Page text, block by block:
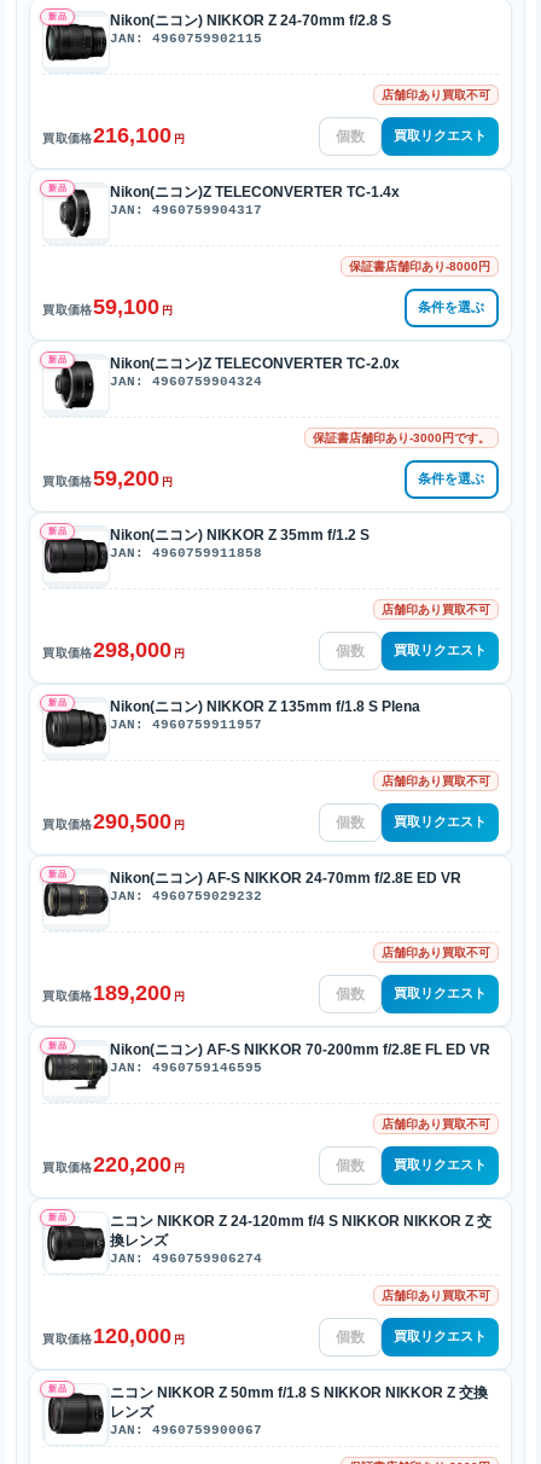
新品 Nikon(ニコン) NIKKOR Z 24-70mm f/2.8 S
JAN: 4960759902115
店舗印あり買取不可
買取価格216,100 円 買取リクエスト
新品 Nikon(ニコン)Z TELECONVERTER TC-1.4x
JAN: 4960759904317
保証書店舗印あり-8000円
買取価格59,100 円 条件を選ぶ
新品 Nikon(ニコン)Z TELECONVERTER TC-2.0x
JAN: 4960759904324
保証書店舗印あり-3000円です。
買取価格59,200 円 条件を選ぶ
新品 Nikon(ニコン) NIKKOR Z 35mm f/1.2 S
JAN: 4960759911858
店舗印あり買取不可
買取価格298,000 円 買取リクエスト
新品 Nikon(ニコン) NIKKOR Z 135mm f/1.8 S Plena
JAN: 4960759911957
店舗印あり買取不可
買取価格290,500 円 買取リクエスト
新品 Nikon(ニコン) AF-S NIKKOR 24-70mm f/2.8E ED VR
JAN: 4960759029232
店舗印あり買取不可
買取価格189,200 円 買取リクエスト
新品 Nikon(ニコン) AF-S NIKKOR 70-200mm f/2.8E FL ED VR
JAN: 4960759146595
店舗印あり買取不可
買取価格220,200 円 買取リクエスト
新品
ニコン NIKKOR Z 24-120mm f/4 S NIKKOR NIKKOR Z 交
換レンズ
JAN: 4960759906274
店舗印あり買取不可
買取価格120,000 円 買取リクエスト
新品
ニコン NIKKOR Z 50mm f/1.8 S NIKKOR NIKKOR Z 交換
レンズ
JAN: 4960759900067